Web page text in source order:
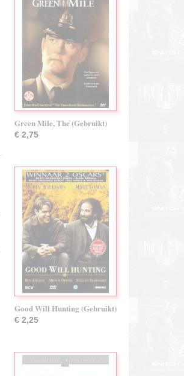
Green Mile, The (Gebruikt)
€ 2,75
Good Will Hunting (Gebruikt)
€ 2,25